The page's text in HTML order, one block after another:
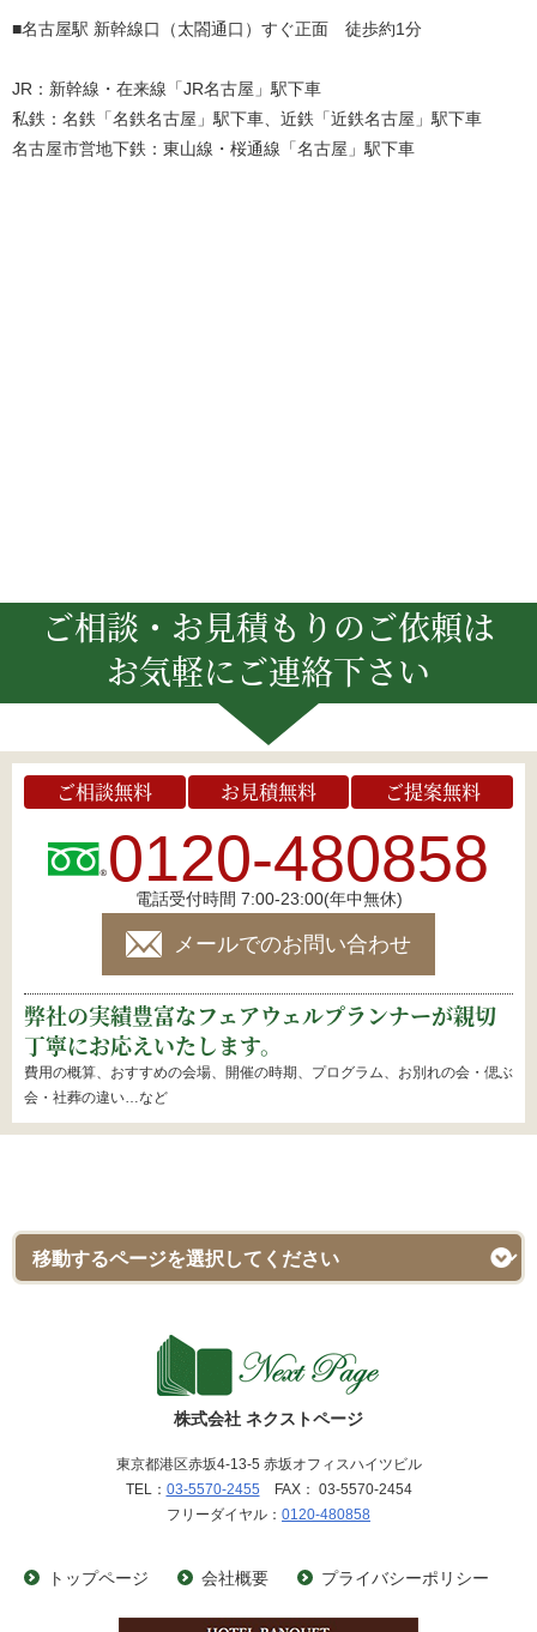
■名古屋駅 新幹線口（太閤通口）すぐ正面 徒歩約1分
JR：新幹線・在来線「JR名古屋」駅下車
私鉄：名鉄「名鉄名古屋」駅下車、近鉄「近鉄名古屋」駅下車
名古屋市営地下鉄：東山線・桜通線「名古屋」駅下車
ご相談・お見積もりのご依頼は
お気軽にご連絡下さい
ご相談無料 お見積無料 ご提案無料
0120-480858
電話受付時間 7:00-23:00(年中無休)
メールでのお問い合わせ
弊社の実績豊富なフェアウェルプランナーが親切
丁寧にお応えいたします。
費用の概算、おすすめの会場、開催の時期、プログラム、お別れの会・偲ぶ
会・社葬の違い…など
株式会社 ネクストページ
東京都港区赤坂4-13-5 赤坂オフィスハイツビル
TEL： 03-5570-2455 FAX： 03-5570-2454
フリーダイヤル： 0120-480858
トップページ 会社概要 プライバシーポリシー